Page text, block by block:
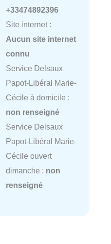
+33474892396
Site internet :
Aucun site internet
connu
Service Delsaux
Papot-Libéral Marie-
Cécile à domicile :
non renseigné
Service Delsaux
Papot-Libéral Marie-
Cécile ouvert
dimanche : non
renseigné